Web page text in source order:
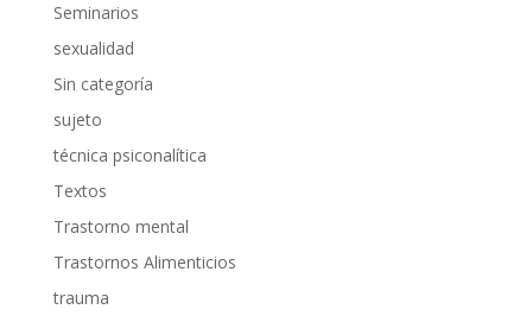
Seminarios
sexualidad
Sin categoría
sujeto
técnica psiconalítica
Textos
Trastorno mental
Trastornos Alimenticios
trauma